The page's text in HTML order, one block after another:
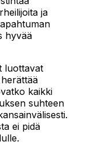
ja
hyvää
luottavat
kaikki
suhteen
ei pidä